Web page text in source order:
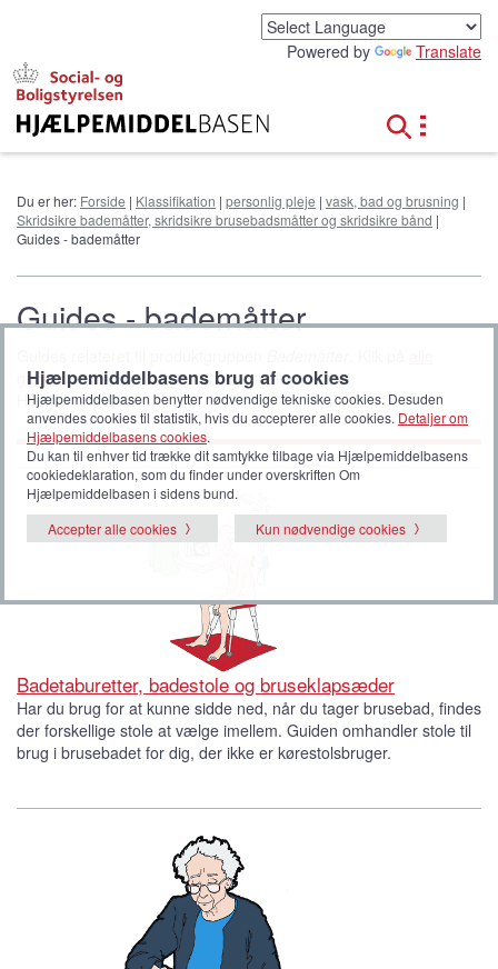
o
Powered by Translate
Du er her: Forside | Klassifikation | personlig pleje | vask, bad og brusning |
Skridsikre bademåtter, skridsikre brusebadsmåtter og skridsikre bånd |
Guides - bademåtter
Guides - bademåtter
guidesfor at udvide listen til at vise alle guides i
Hjælpemiddelbasen.
Badetaburetter, badestole og bruseklapsæder
Har du brug for at kunne sidde ned, når du tager brusebad, findes
der forskellige stole at vælge imellem. Guiden omhandler stole til
brug i brusebadet for dig, der ikke er kørestolsbruger.
Hjælpemiddelbasens brug af cookies
Hjælpemiddelbasen benytter nødvendige tekniske cookies. Desuden
anvendes cookies til statistik, hvis du accepterer alle cookies. Detaljer om
Hjælpemiddelbasens cookies.
Du kan til enhver tid trække dit samtykke tilbage via Hjælpemiddelbasens
cookiedeklaration, som du finder under overskriften Om
Hjælpemiddelbasen i sidens bund.
Accepter alle cookies
Kun nødvendige cookies